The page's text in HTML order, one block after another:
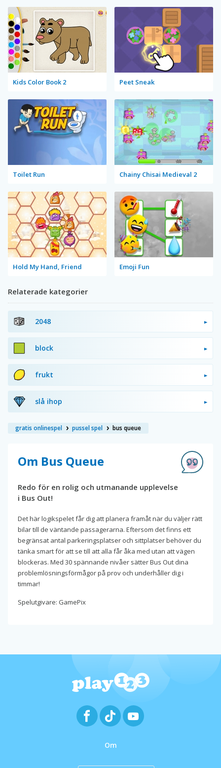
Kids Color Book 2 Peet Sneak
Toilet Run Chainy Chisai Medieval 2
Hold My Hand, Friend Emoji Fun
Relaterade kategorier
2048
block
frukt
slå ihop
gratis onlinespel pussel spel bus queue
Om Bus Queue
Redo för en rolig och utmanande upplevelse
i Bus Out!
Det här logikspelet får dig att planera framåt när du väljer rätt
bilar till de väntande passagerarna. Eftersom det finns ett
begränsat antal parkeringsplatser och sittplatser behöver du
tänka smart för att se till att alla får åka med utan att vägen
blockeras. Med 30 spännande nivåer sätter Bus Out dina
problemlösningsförmågor på prov och underhåller dig i
timmar!
Spelutgivare: GamePix
Om